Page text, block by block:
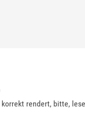
rendert, bitte,